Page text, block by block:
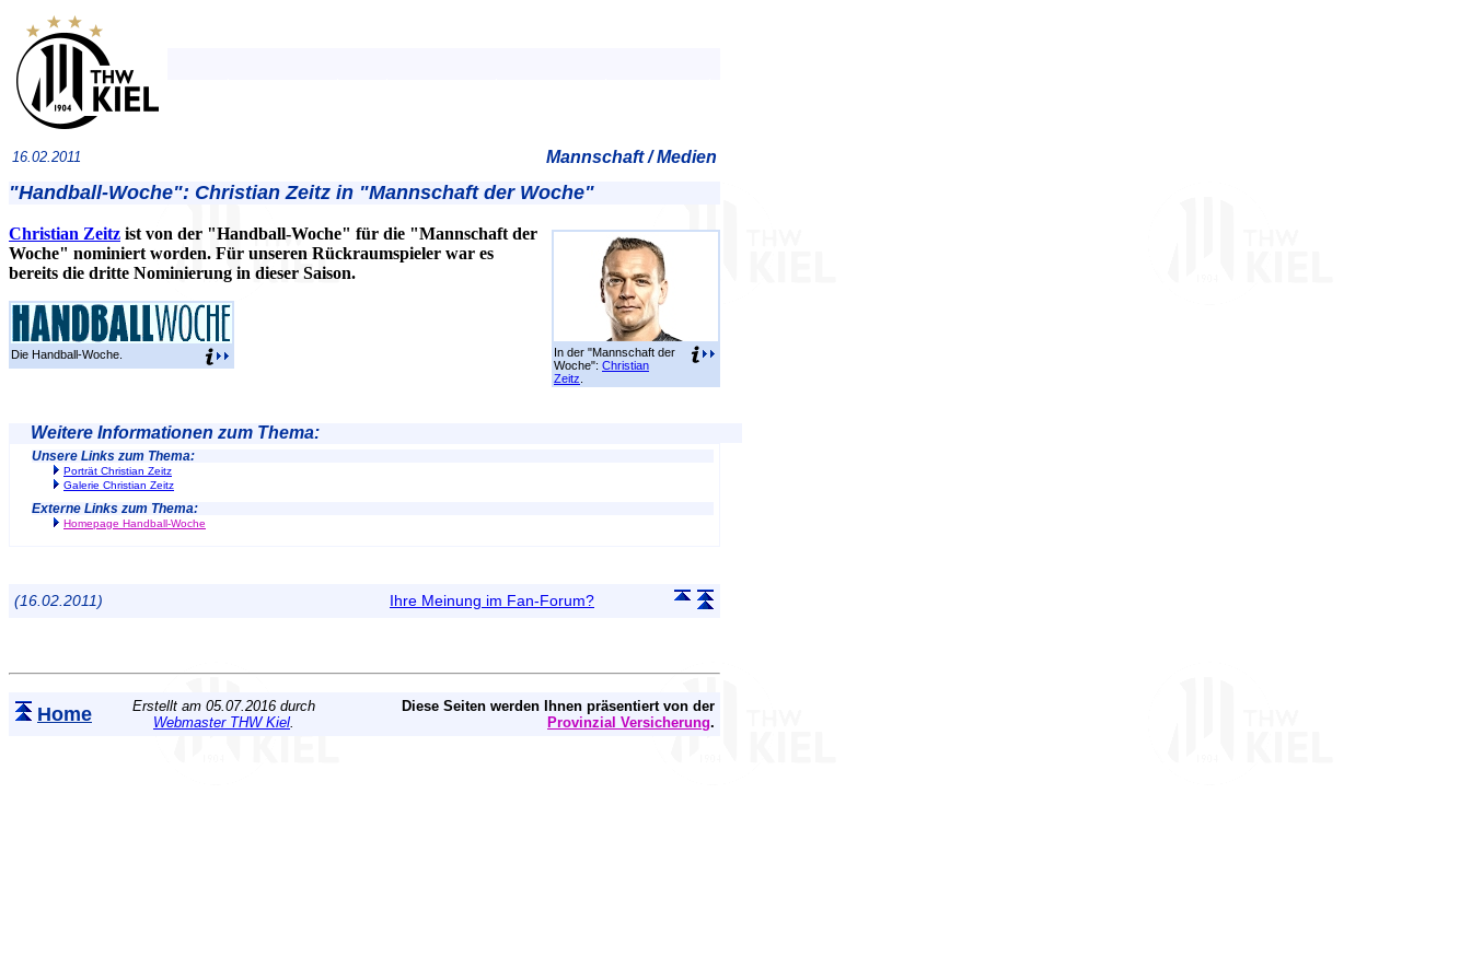
16.02.2011 Mannschaft / Medien
"Handball-Woche": Christian Zeitz in "Mannschaft der Woche"
In der "Mannschaft der
Woche": Christian
Zeitz
Christian Zeitz ist von der "Handball-Woche" für die "Mannschaft der
Woche" nominiert worden. Für unseren Rückraumspieler war es
bereits die dritte Nominierung in dieser Saison.
Die Handball-Woche.
Weitere Informationen zum Thema:
Unsere Links zum Thema:
Porträt Christian Zeitz
Galerie Christian Zeitz
Externe Links zum Thema:
Homepage Handball-Woche
(16.02.2011) Ihre Meinung im Fan-Forum?
Home
Erstellt am 05.07.2016 durch
Webmaster THW Kiel.
Diese Seiten werden Ihnen präsentiert von der
Provinzial Versicherung.